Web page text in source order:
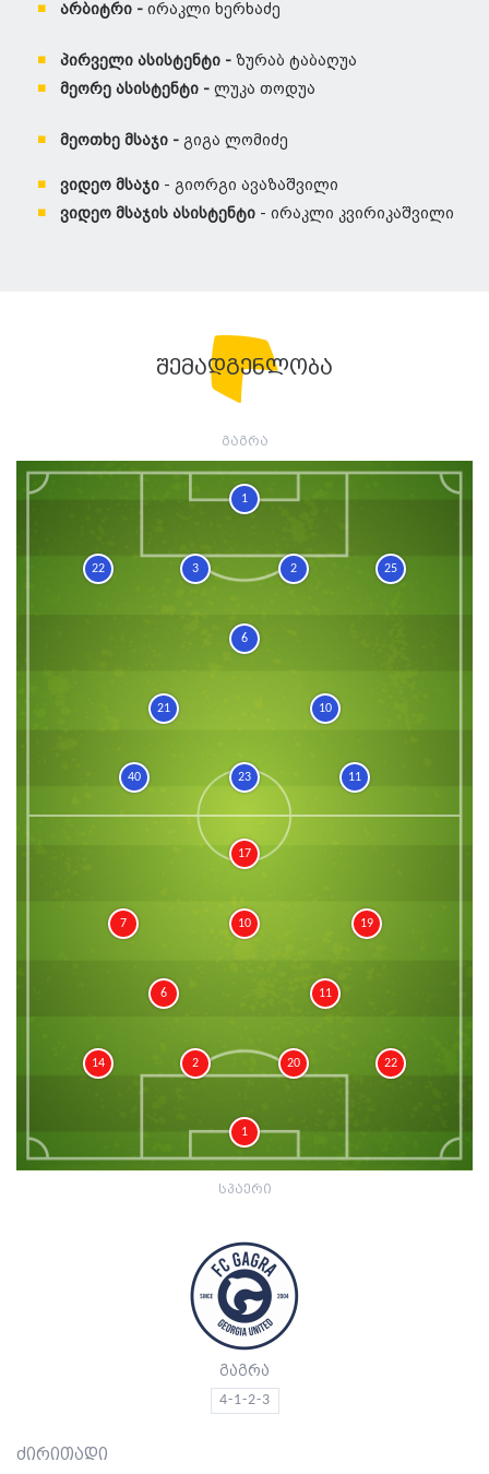
არბიტრი - ირაკლი ხერხაძე
პირველი ასისტენტი - ზურაბ ტაბაღუა
მეორე ასისტენტი - ლუკა თოდუა
მეოთხე მსაჯი - გიგა ლომიძე
ვიდეო მსაჯი - გიორგი ავაზაშვილი
ვიდეო მსაჯის ასისტენტი - ირაკლი კვირიკაშვილი
შემადგენლობა
გაგრა
4-1-2-3
ძირითადი
გაგრა
1
22 3 2 25
6
21 10
40 23 11
1
22
20
2
14
11
6
19
10
7
17
სპაერი